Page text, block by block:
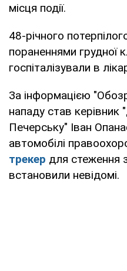
місця події.
48-річного
пораненнями грудної
госпіталізували в
За інформацією
нападу став керівник
Печерську" Іван
автомобілі
трекер для стеження
встановили невідомі.